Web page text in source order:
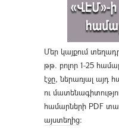
Մեր կայքում
թթ. բոլոր 1-25
էջը, ներառյալ այդ
ու
համարների PDF
այստեղից։